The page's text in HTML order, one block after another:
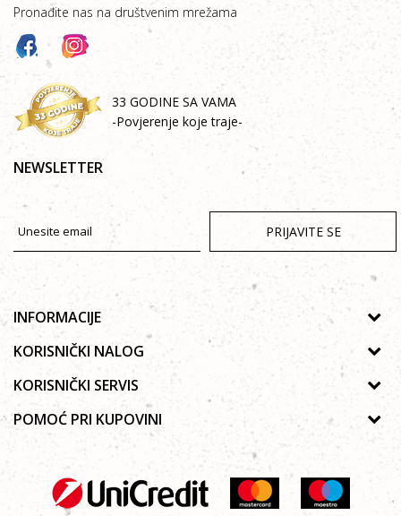
Pronađite nas na društvenim mrežama
33 GODINE SA VAMA
-Povjerenje koje traje-
NEWSLETTER
PRIJAVITE SE
INFORMACIJE
O nama
Galerija
Saradnja
KORISNIČKI NALOG
Uputstvo za registraciju
Zaboravljena lozinka
Poručivanje
KORISNIČKI SERVIS
Politika privatnosti
Autorska prava
Uslovi korišćenja
Uslovi isporuke
POMOĆ PRI KUPOVINI
Kako kupiti online?
Najčešća pitanja